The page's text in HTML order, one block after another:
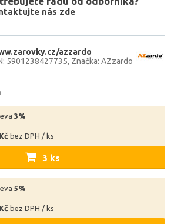
nás zde
azzardo
5901238427735 Značka: AZzardo
3%
bez DPH / ks
3 ks
5%
bez DPH / ks